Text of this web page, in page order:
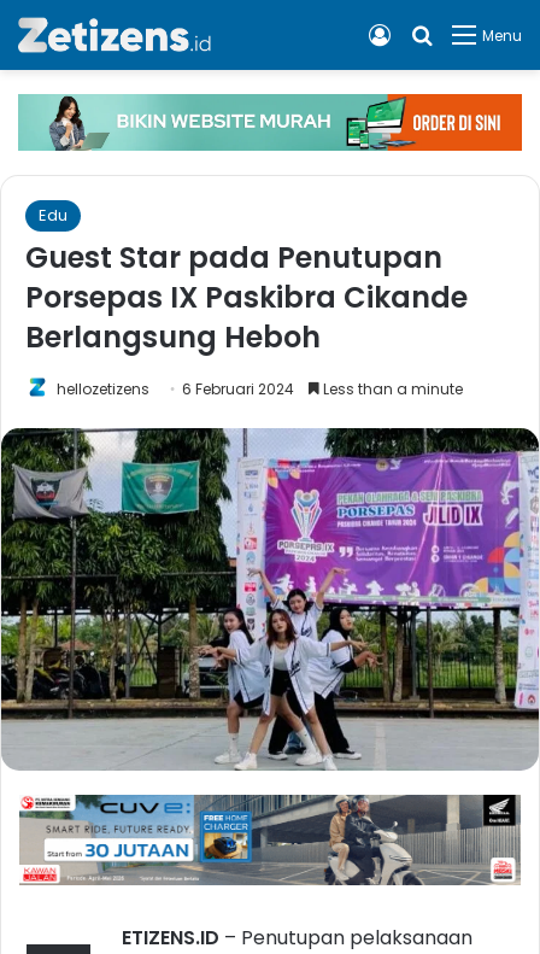
Menu
Cari apa,
Log In
Edu
Guest Star pada Penutupan
Porsepas IX Paskibra Cikande
Berlangsung Heboh
hellozetizens 6 Februari 2024 Less than a minute
ETIZENS.ID – Penutupan pelaksanaan